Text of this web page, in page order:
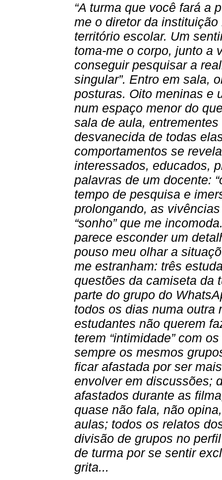
“A turma que você fará a
me o diretor da
território escolar. Um
toma-me o corpo, junto a
conseguir pesquisar a
singular”. Entro em sala,
posturas. Oito meninas e
num espaço menor do
sala de aula,
desvanecida de todas
comportamentos se
interessados, educados,
palavras de um docente:
tempo de pesquisa e
prolongando, as
“sonho” que me
parece esconder um
pouso meu olhar a
me estranham: três
questões da camiseta da
parte do grupo do
todos os dias numa outra
estudantes não querem
terem “intimidade” com
sempre os mesmos
ficar afastada por ser
envolver em discussões;
afastados durante as
quase não fala, não
aulas; todos os relatos
divisão de grupos no
de turma por se sentir
grita...